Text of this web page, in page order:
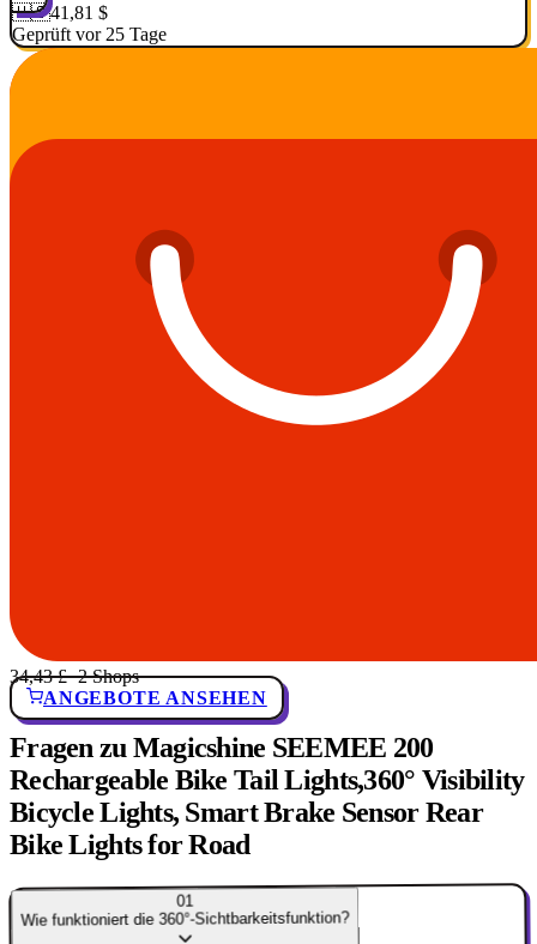
🇺🇸41,81 $
Geprüft vor 25 Tage
34,43 £· 2 Shops
ANGEBOTE ANSEHEN
Fragen zu Magicshine SEEMEE 200
Rechargeable Bike Tail Lights,360° Visibility
Bicycle Lights, Smart Brake Sensor Rear
Bike Lights for Road
01
Wie funktioniert die 360°-Sichtbarkeitsfunktion?